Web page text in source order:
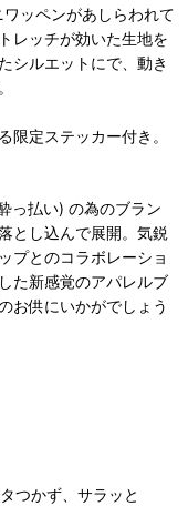
ッペンがあしらわれて
レッチが効いた生地を
シルエットにで、動き
限定ステッカー付き。
っ払い) の為のブラン
とし込んで展開。気鋭
プとのコラボレーショ
た新感覚のアパレルブ
お供にいかがでしょう
つかず、サラッと